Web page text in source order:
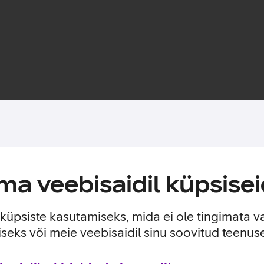
veebisaidil
kasutamiseks, mida ei ole tingimata
või meie veebisaidil sinu soovitud
pehmest TPU materjalist, et kaitsta sinu telefoni
Kaarditasku on mõeldud ühe kaardi hoiustamiseks.